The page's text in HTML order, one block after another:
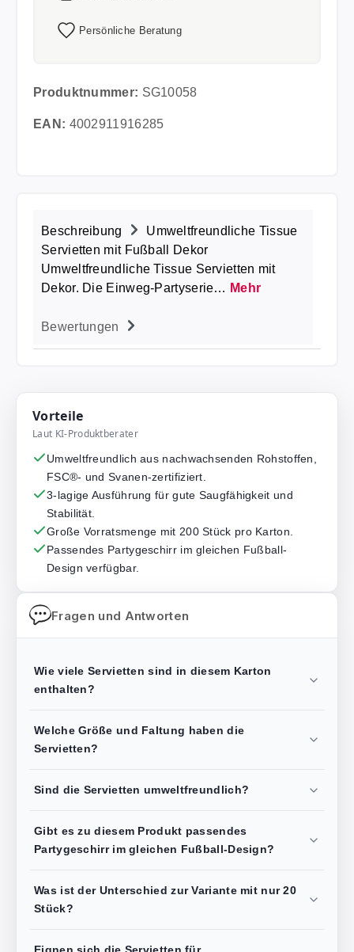
Persönliche Beratung
Produktnummer: SG10058
EAN: 4002911916285
Beschreibung
Umweltfreundliche Tissue
Servietten mit Fußball Dekor
Umweltfreundliche Tissue Servietten mit
Dekor. Die Einweg-Partyserie… Mehr
Bewertungen
Vorteile
Laut KI-Produktberater
Umweltfreundlich aus nachwachsenden Rohstoffen,
FSC®- und Svanen-zertifiziert.
3-lagige Ausführung für gute Saugfähigkeit und
Stabilität.
Große Vorratsmenge mit 200 Stück pro Karton.
Passendes Partygeschirr im gleichen Fußball-
Design verfügbar.
Fragen und Antworten
Wie viele Servietten sind in diesem Karton
enthalten?
Welche Größe und Faltung haben die
Servietten?
Sind die Servietten umweltfreundlich?
Gibt es zu diesem Produkt passendes
Partygeschirr im gleichen Fußball-Design?
Was ist der Unterschied zur Variante mit nur 20
Stück?